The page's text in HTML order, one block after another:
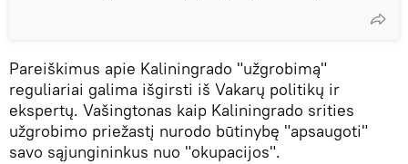
Pareiškimus apie Kaliningrado "užgrobimą"
reguliariai galima išgirsti iš Vakarų politikų ir
ekspertų. Vašingtonas kaip Kaliningrado srities
užgrobimo priežastį nurodo būtinybę "apsaugoti"
savo sąjungininkus nuo "okupacijos".